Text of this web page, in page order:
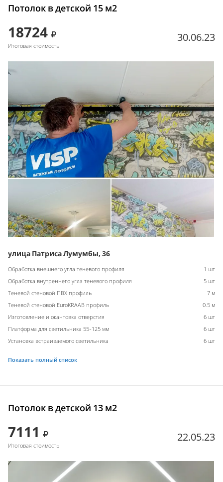
Потолок в детской 15 м2
18724
Итоговая стоимость
30.06.23
улица Патриса Лумумбы, 36
Обработка внешнего угла теневого профиля
1 шт
Обработка внутреннего угла теневого профиля
5 шт
Теневой стеновой ПВХ профиль
7 м
Теневой стеновой EuroKRAAB профиль
0.5 м
Изготовление и окантовка отверстия
6 шт
Платформа для светильника 55-125 мм
6 шт
Установка встраиваемого светильника
6 шт
Показать полный список
Потолок в детской 13 м2
7111
Итоговая стоимость
22.05.23